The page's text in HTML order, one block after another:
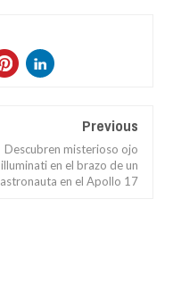
Previous
Descubren misterioso ojo
illuminati en el brazo de un
astronauta en el Apollo 17